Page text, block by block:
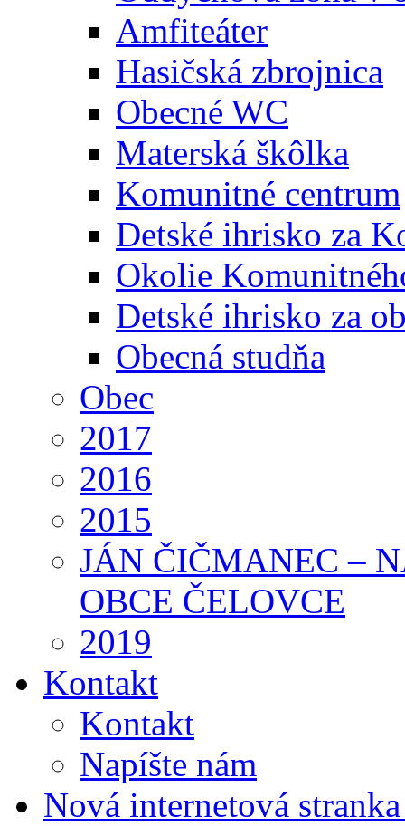
Amfiteáter
Hasičská zbrojnica
Obecné WC
Materská škôlka
Komunitné centrum
Detské ihrisko za
Okolie
Detské ihrisko za
Obecná studňa
Obec
2017
2016
2015
JÁN ČIČMANEC –
OBCE ČELOVCE
2019
Kontakt
Kontakt
Napíšte nám
Nová internetová